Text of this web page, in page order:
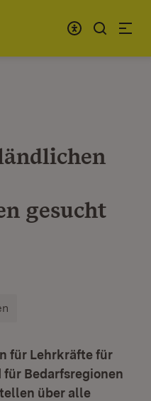
gesucht
für Lehrkräfte für
Bedarfsregionen
über alle